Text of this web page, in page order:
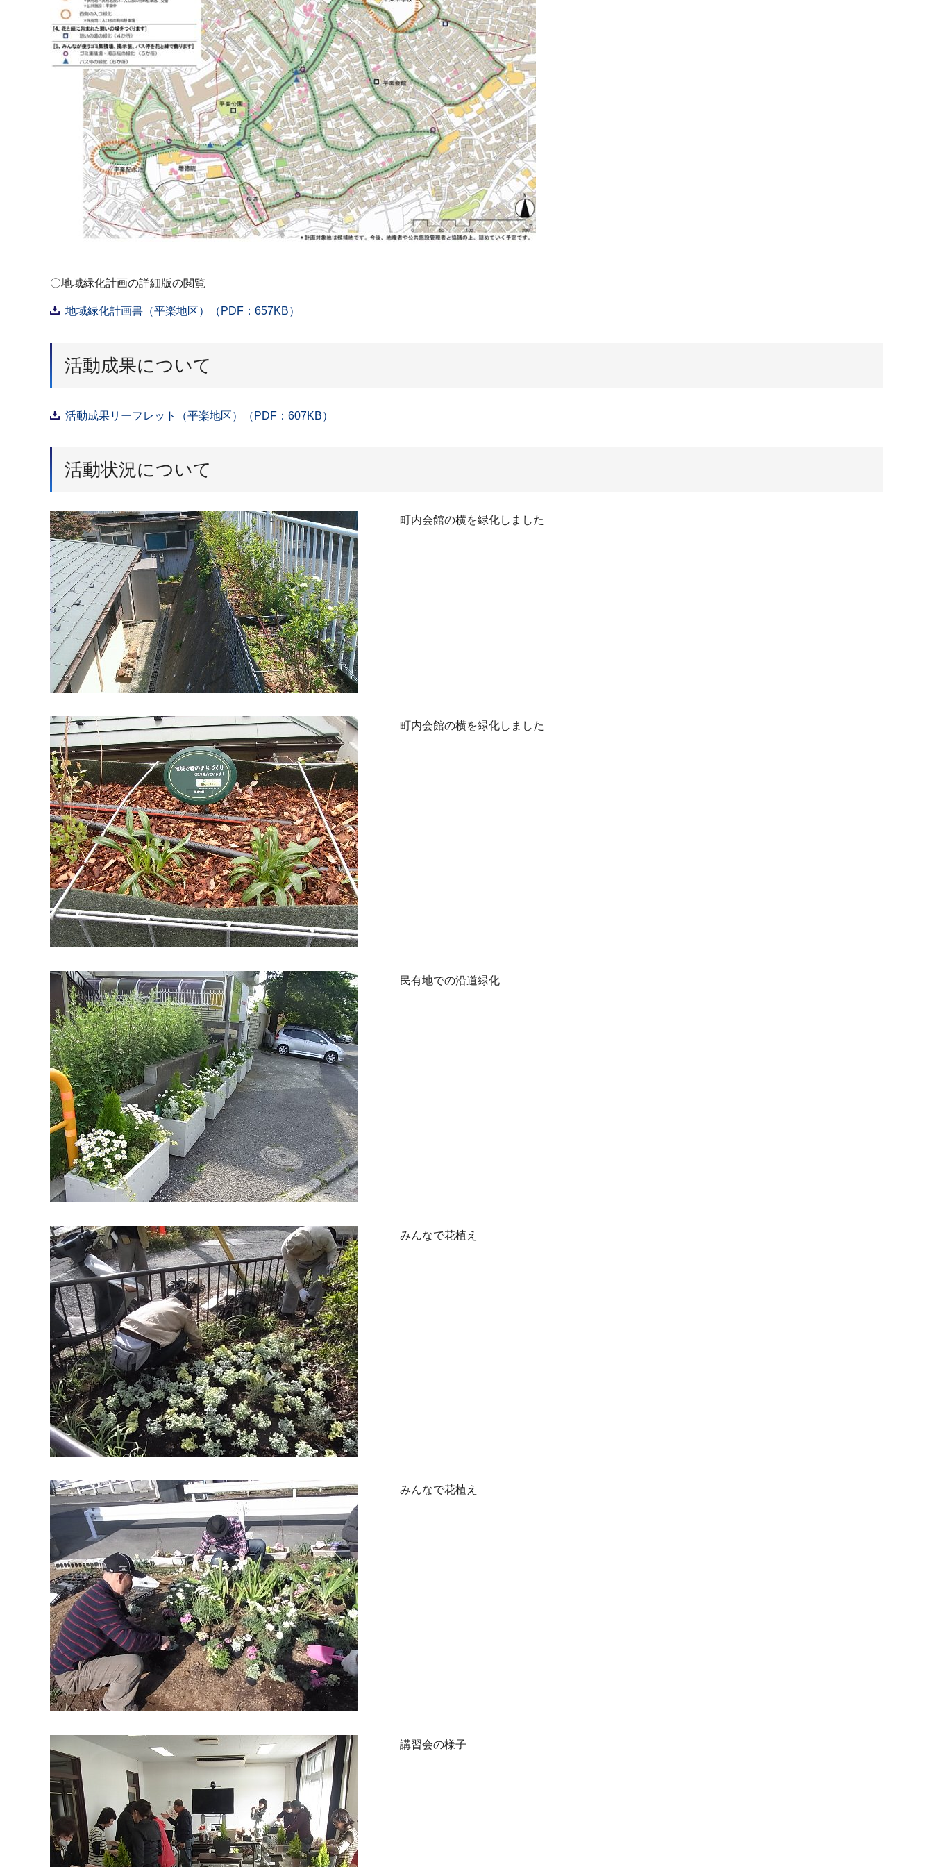
〇地域緑化計画の詳細版の閲覧
地域緑化計画書（平楽地区）（PDF：657KB）
活動成果について
活動成果リーフレット（平楽地区）（PDF：607KB）
活動状況について
町内会館の横を緑化しました
町内会館の横を緑化しました
民有地での沿道緑化
みんなで花植え
みんなで花植え
講習会の様子